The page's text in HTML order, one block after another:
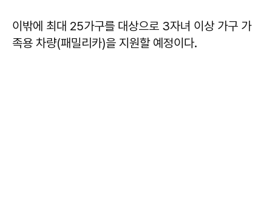
이밖에 최대 25가구를 대상으로 3자녀 이상 가구 가
족용 차량(패밀리카)을 지원할 예정이다.